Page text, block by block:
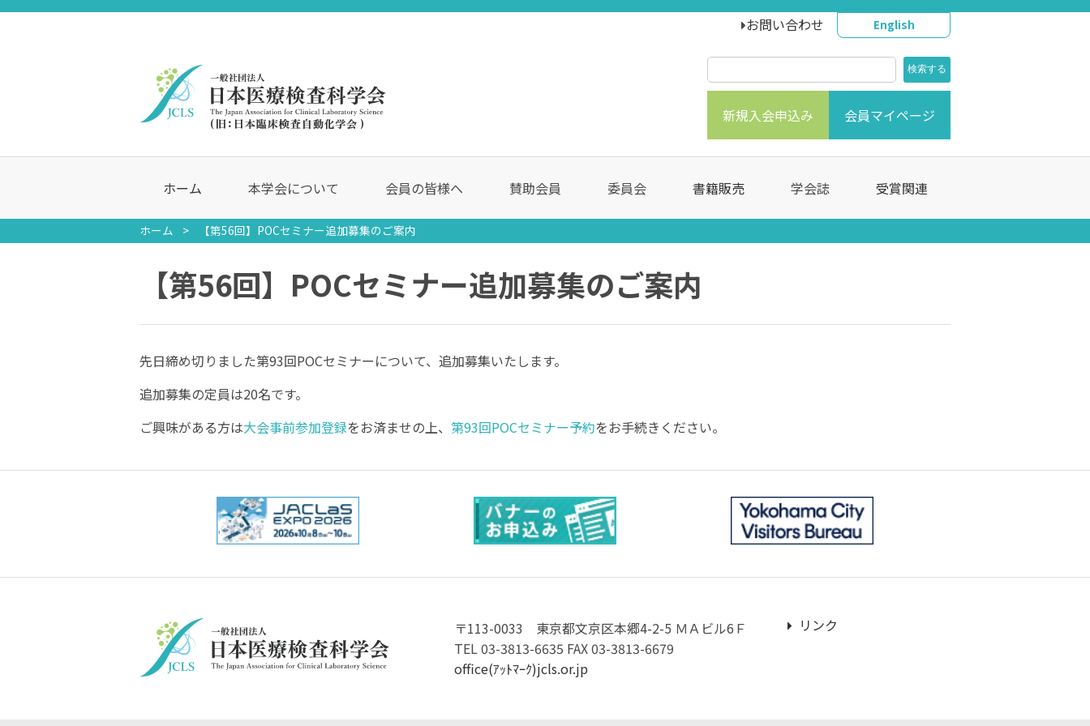
お問い合わせ English
新規入会申込み 会員マイページ
ホーム 本学会について 会員の皆様へ 賛助会員 委員会 書籍販売 学会誌 受賞関連
ホーム 【第56回】POCセミナー追加募集のご案内
【第56回】POCセミナー追加募集のご案内
先日締め切りました第93回POCセミナーについて、追加募集いたします。
追加募集の定員は20名です。
ご興味がある方は大会事前参加登録をお済ませの上、 第93回POCセミナー予約をお手続きください。
〒113-0033 東京都文京区本郷4-2-5 ＭＡビル6Ｆ
TEL 03-3813-6635 FAX 03-3813-6679
office(ｱｯﾄﾏｰｸ)jcls.or.jp
リンク